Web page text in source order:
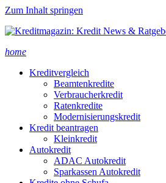
Zum Inhalt springen
home
Kreditvergleich
Beamtenkredite
Verbraucherkredit
Ratenkredite
Modernisierungskredit
Kredit beantragen
Kleinkredit
Autokredit
ADAC Autokredit
Sparkassen Autokredit